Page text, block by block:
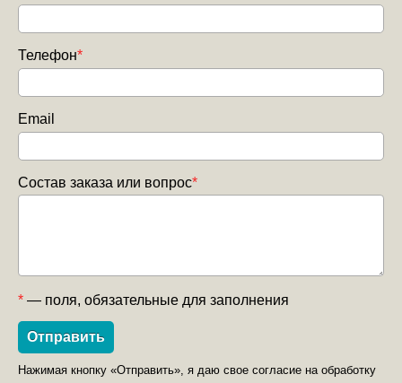
Телефон*
Email
Состав заказа или вопрос*
* — поля, обязательные для заполнения
Нажимая кнопку «Отправить», я даю свое согласие на обработку